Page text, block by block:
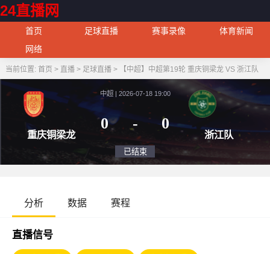
24直播网
首页 足球直播 赛事录像
体育新闻
网络
当前位置: 首页 > 直播> 足球直播> 【中超】中超第19轮 重庆铜梁龙 VS 浙江队
重庆铜梁龙
中超 | 2026-07-18 19:00
0
浙
分析 数据 赛程
直播信号